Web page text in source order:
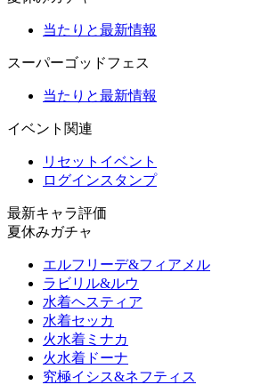
当たりと最新情報
スーパーゴッドフェス
当たりと最新情報
イベント関連
リセットイベント
ログインスタンプ
最新キャラ評価
夏休みガチャ
エルフリーデ&フィアメル
ラビリル&ルウ
水着ヘスティア
水着セッカ
火水着ミナカ
火水着ドーナ
究極イシス&ネフティス